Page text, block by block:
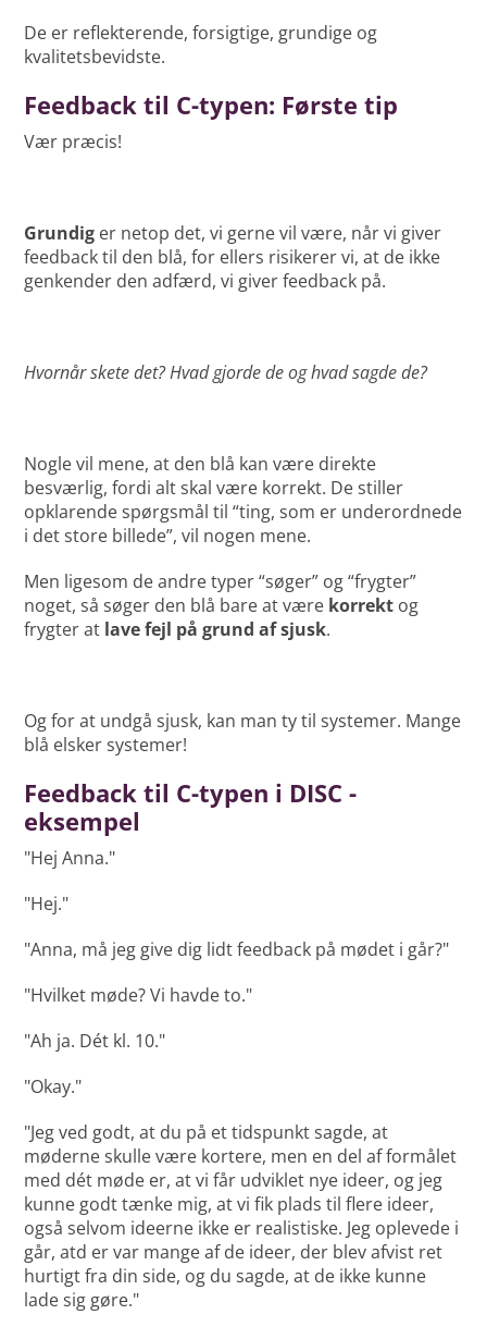
De er reflekterende, forsigtige, grundige og
kvalitetsbevidste.
Feedback til C-typen: Første tip
Vær præcis!
Grundig er netop det, vi gerne vil være, når vi giver
feedback til den blå, for ellers risikerer vi, at de ikke
genkender den adfærd, vi giver feedback på.
Hvornår skete det? Hvad gjorde de og hvad sagde de?
Nogle vil mene, at den blå kan være direkte
besværlig, fordi alt skal være korrekt. De stiller
opklarende spørgsmål til “ting, som er underordnede
i det store billede”, vil nogen mene.
Men ligesom de andre typer “søger” og “frygter”
noget, så søger den blå bare at være korrekt og
frygter at lave fejl på grund af sjusk.
Og for at undgå sjusk, kan man ty til systemer. Mange
blå elsker systemer!
Feedback til C-typen i DISC -
eksempel
"Hej Anna."
"Hej."
"Anna, må jeg give dig lidt feedback på mødet i går?"
"Hvilket møde? Vi havde to."
"Ah ja. Dét kl. 10."
"Okay."
"Jeg ved godt, at du på et tidspunkt sagde, at
møderne skulle være kortere, men en del af formålet
med dét møde er, at vi får udviklet nye ideer, og jeg
kunne godt tænke mig, at vi fik plads til flere ideer,
også selvom ideerne ikke er realistiske. Jeg oplevede i
går, atd er var mange af de ideer, der blev afvist ret
hurtigt fra din side, og du sagde, at de ikke kunne
lade sig gøre."